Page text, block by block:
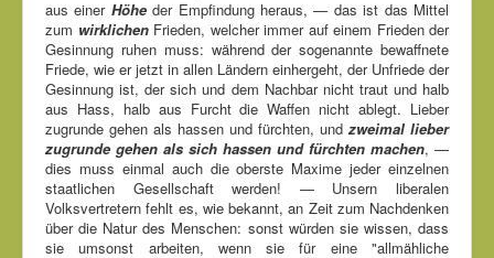
aus einerHöheder Empfindung heraus, — das ist das Mittel
zum wirklichenFrieden, welcher immer auf einem Frieden der
Gesinnung ruhen muss: während der sogenannte bewaffnete
Friede, wie er jetzt in allen Ländern einhergeht, der Unfriede der
Gesinnung ist, der sich und dem Nachbar nicht traut und halb
aus Hass, halb aus Furcht die Waffen nicht ablegt. Lieber
zugrunde gehen als hassen und fürchten, und zweimal lieber
zugrunde gehen als sich hassen und fürchten machen, —
dies muss einmal auch die oberste Maxime jeder einzelnen
staatlichen Gesellschaft werden! — Unsern liberalen
Volksvertretern fehlt es, wie bekannt, an Zeit zum Nachdenken
über die Natur des Menschen: sonst würden sie wissen, dass
sie umsonst arbeiten, wenn sie für eine "allmähliche